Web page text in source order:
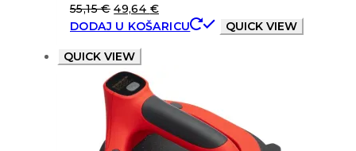
55,15€ 49,64 €
DODAJ U KOŠARICU
QUICK VIEW
QUICK VIEW